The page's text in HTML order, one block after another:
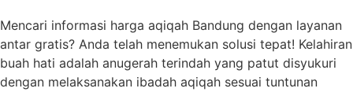
Mencari informasi harga aqiqah Bandung dengan layanan
antar gratis? Anda telah menemukan solusi tepat! Kelahiran
buah hati adalah anugerah terindah yang patut disyukuri
dengan melaksanakan ibadah aqiqah sesuai tuntunan